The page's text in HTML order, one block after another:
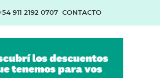
911 2192 0707 CONTACTO